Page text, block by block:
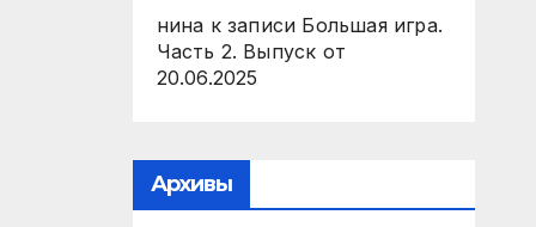
нина к записи Большая игра.
Часть 2. Выпуск от
20.06.2025
Архивы